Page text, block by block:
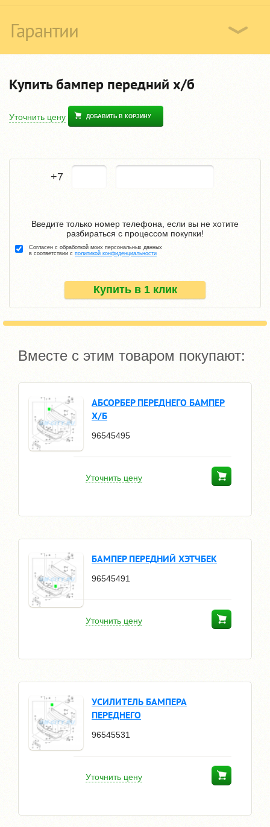
Гарантии
Купить бампер передний х/б
Уточнить цену ДОБАВИТЬ В КОРЗИНУ
+7
Купить в 1 клик
Введите только номер телефона, если вы не хотите
разбираться с процессом покупки!
Согласен с обработкой моих персональных данных
в соответствии с политикой конфиденциальности
Вместе с этим товаром покупают:
АБСОРБЕР ПЕРЕДНЕГО БАМПЕР
Х/Б
96545495
Уточнить цену
БАМПЕР ПЕРЕДНИЙ ХЭТЧБЕК
96545491
Уточнить цену
УСИЛИТЕЛЬ БАМПЕРА
ПЕРЕДНЕГО
96545531
Уточнить цену